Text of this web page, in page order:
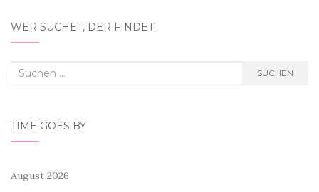
WER SUCHET, DER FINDET!
Suchen
SUCHEN
TIME GOES BY
August 2026